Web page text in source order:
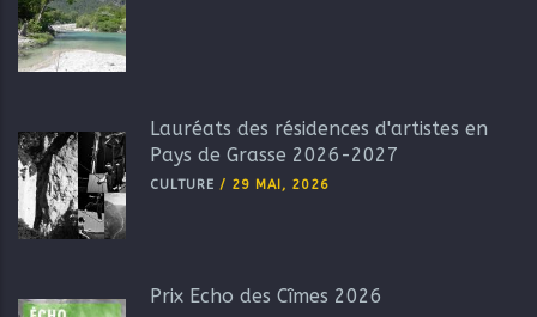
Lauréats des résidences d'artistes en
Pays de Grasse 2026-2027
CULTURE / 29 MAI, 2026
Prix Echo des Cîmes 2026